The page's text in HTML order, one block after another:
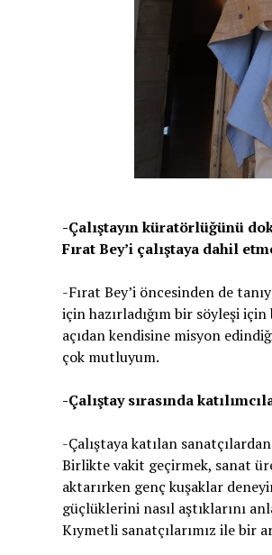
-Çalıştayın küratörlüğünü
Fırat Bey’i çalıştaya dahil
-Fırat Bey’i öncesinden de
için hazırladığım bir söyleşi
açıdan kendisine misyon
çok mutluyum.
-Çalıştay sırasında
-Çalıştaya katılan
Birlikte vakit geçirmek, sanat
aktarırken genç kuşaklar
güçlüklerini nasıl aştıklarını
Kıymetli sanatçılarımız ile bir